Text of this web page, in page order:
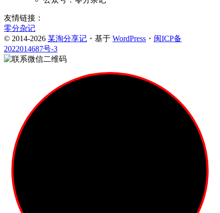
友情链接：
零分杂记
© 2014-2026 某淘分享记 ・基于 WordPress ・ 闽ICP备
2022014687号-3